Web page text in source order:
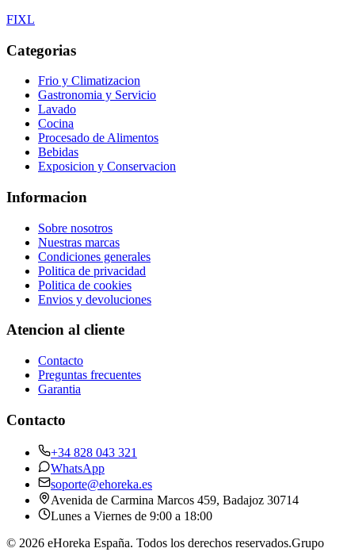
FIXL
Categorias
Frio y Climatizacion
Gastronomia y Servicio
Lavado
Cocina
Procesado de Alimentos
Bebidas
Exposicion y Conservacion
Informacion
Sobre nosotros
Nuestras marcas
Condiciones generales
Politica de privacidad
Politica de cookies
Envios y devoluciones
Atencion al cliente
Contacto
Preguntas frecuentes
Garantia
Contacto
+34 828 043 321
WhatsApp
soporte@ehoreka.es
Avenida de Carmina Marcos 459, Badajoz 30714
Lunes a Viernes de 9:00 a 18:00
© 2026 eHoreka España. Todos los derechos reservados.Grupo